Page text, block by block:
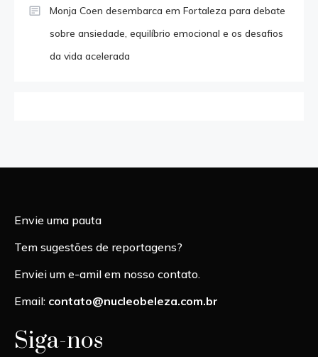
Monja Coen desembarca em Fortaleza para debate
sobre ansiedade, equilíbrio emocional e os desafios
da vida acelerada
Envie uma pauta
Tem sugestões de reportagens?
Enviei um e-amil em nosso contato.
Email: contato@nucleobeleza.com.br
Siga-nos